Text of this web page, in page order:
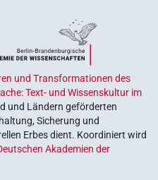
und Transformationen des
Text- und Wissenskultur im
und Ländern geförderten
Sicherung und
Erbes dient. Koordiniert wird
Akademien der